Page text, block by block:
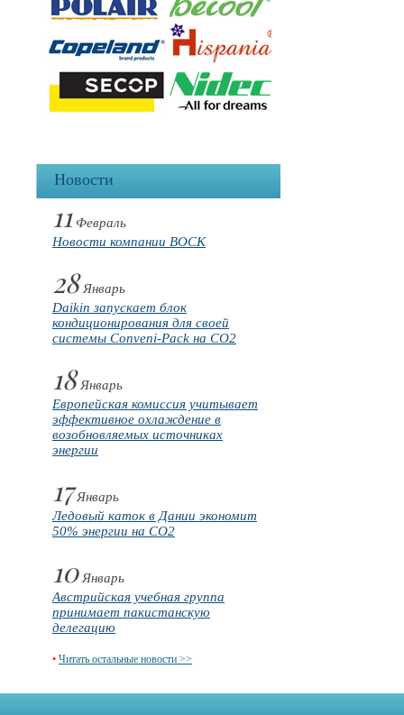
Новости
11 Февраль
Новости компании BOCK
28Январь
Daikin запускает блок
кондиционирования для своей
системы Conveni-Pack на CO2
18Январь
Европейская комиссия учитывает
эффективное охлаждение в
возобновляемых источниках
энергии
17Январь
Ледовый каток в Дании экономит
50% энергии на CO2
10Январь
Австрийская учебная группа
принимает пакистанскую
делегацию
• Читать остальные новости >>